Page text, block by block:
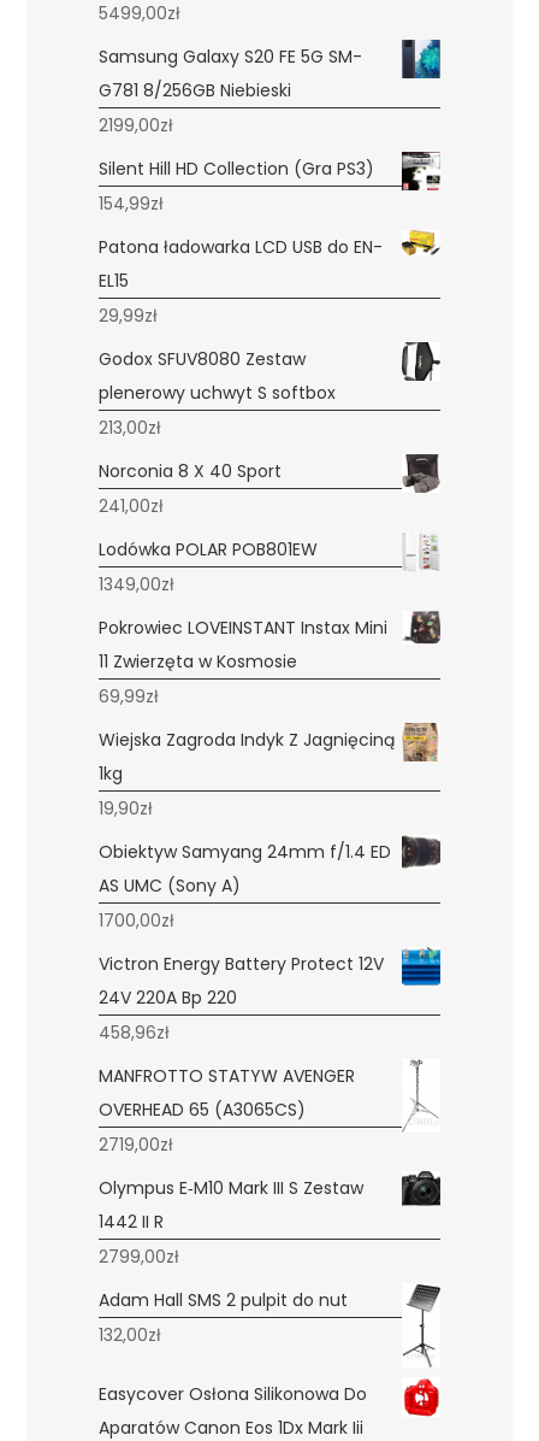
5499,00zł
Samsung Galaxy S20 FE 5G SM-
G781 8/256GB Niebieski
2199,00zł
Silent Hill HD Collection (Gra PS3)
154,99zł
Patona ładowarka LCD USB do EN-
EL15
29,99zł
Godox SFUV8080 Zestaw
plenerowy uchwyt S softbox
213,00zł
Norconia 8 X 40 Sport
241,00zł
Lodówka POLAR POB801EW
1349,00zł
Pokrowiec LOVEINSTANT Instax Mini
11 Zwierzęta w Kosmosie
69,99zł
Wiejska Zagroda Indyk Z Jagnięciną
1kg
19,90zł
Obiektyw Samyang 24mm f/1.4 ED
AS UMC (Sony A)
1700,00zł
Victron Energy Battery Protect 12V
24V 220A Bp 220
458,96zł
MANFROTTO STATYW AVENGER
OVERHEAD 65 (A3065CS)
2719,00zł
Olympus E‑M10 Mark III S Zestaw
1442 II R
2799,00zł
Adam Hall SMS 2 pulpit do nut
132,00zł
Easycover Osłona Silikonowa Do
Aparatów Canon Eos 1Dx Mark Iii